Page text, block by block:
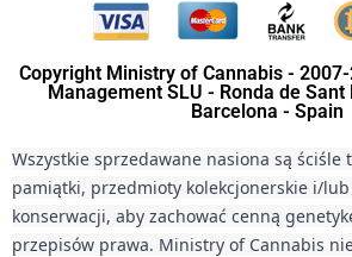
Copyright Ministry of Cannabis -
Management SLU - Ronda de
Barcelona - Spain
Wszystkie sprzedawane nasiona są ściśle
pamiątki, przedmioty kolekcjonerskie i/
konserwacji, aby zachować cenną
przepisów prawa. Ministry of Cannabis